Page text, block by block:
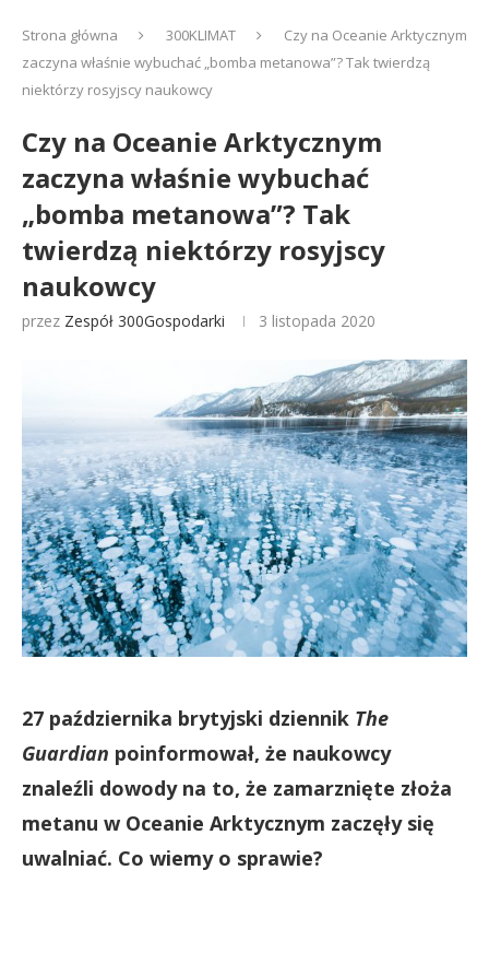
Strona główna 300KLIMAT
Czy na Oceanie Arktycznym
zaczyna właśnie wybuchać „bomba metanowa”? Tak twierdzą
niektórzy rosyjscy naukowcy
Czy na Oceanie Arktycznym
zaczyna właśnie wybuchać
„bomba metanowa”? Tak
twierdzą niektórzy rosyjscy
naukowcy
przez Zespół 300Gospodarki 3 listopada 2020
27 października brytyjski dziennik The
Guardian poinformował, że naukowcy
znaleźli dowody na to, że zamarznięte złoża
metanu w Oceanie Arktycznym zaczęły się
uwalniać. Co wiemy o sprawie?